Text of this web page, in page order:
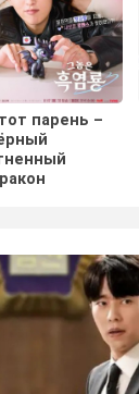
парень –